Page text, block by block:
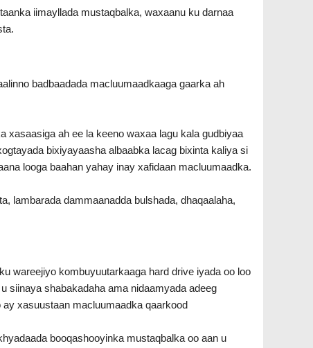
iimayllada mustaqbalka, waxaanu ku darnaa
badbaadada macluumaadkaaga gaarka ah
ah ee la keeno waxaa lagu kala gudbiyaa
bixiyayaasha albaabka lacag bixinta kaliya si
looga baahan yahay inay xafidaan macluumaadka.
lambarada dammaanadda bulshada, dhaqaalaha,
wareejiyo kombuyuutarkaaga hard drive iyada oo loo
siinaya shabakadaha ama nidaamyada adeeg
xasuustaan macluumaadka qaarkood
booqashooyinka mustaqbalka oo aan u